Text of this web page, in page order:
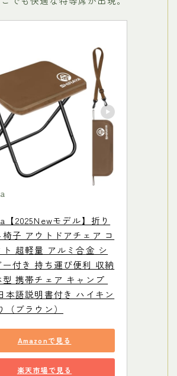
【2025Newモデル】折り
椅子 アウトドアチェア コ
ト 超軽量 アルミ合金 シ
ー付き 持ち運び便利 収納
型 携帯チェア キャンプ
本語説明書付き ハイキン
（ブラウン）
Amazonで見る
楽天市場で見る